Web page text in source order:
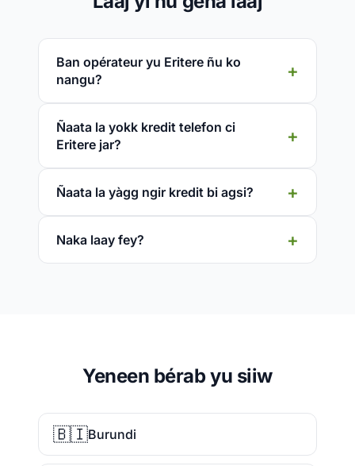
Ban opérateur yu Eritere ñu ko
nangu?
Ñaata la yokk kredit telefon ci
Eritere jar?
Ñaata la yàgg ngir kredit bi agsi?
Naka laay fey?
Yeneen bérab yu siiw
🇧🇮Burundi